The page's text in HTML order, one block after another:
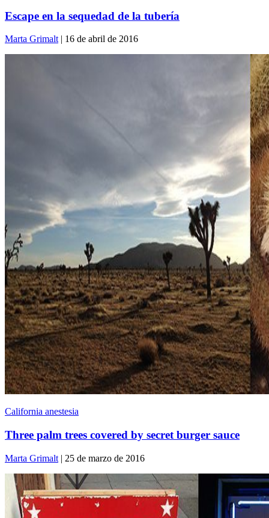
Escape en la sequedad de la tubería
Marta Grimalt | 16 de abril de 2016
California anestesia
Three palm trees covered by secret burger sauce
Marta Grimalt | 25 de marzo de 2016